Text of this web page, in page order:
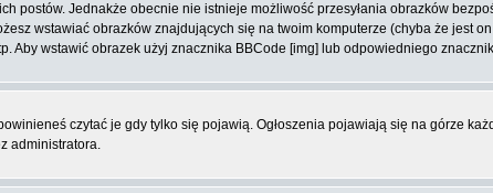
postów. Jednakże obecnie nie istnieje możliwość przesyłania obrazków
wstawiać obrazków znajdujących się na twoim komputerze (chyba że
Aby wstawić obrazek użyj znacznika BBCode [img] lub odpowiedniego
czytać je gdy tylko się pojawią. Ogłoszenia pojawiają się na górze
administratora.